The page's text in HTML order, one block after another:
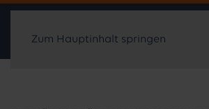
Zum Hauptinhalt springen